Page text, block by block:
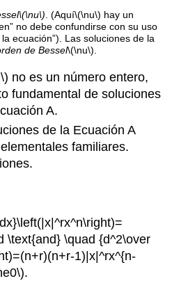
\(\nu\) . (Aquí\(\nu\) hay un
no debe confundirse con su uso
ecuación”). Las soluciones de la
de Bessel\(\nu\)
no es un número entero,
fundamental de soluciones
A.
de la Ecuación A
familiares.
\text{and} \quad {d^2\over
1)|x|^rx^{n-
.